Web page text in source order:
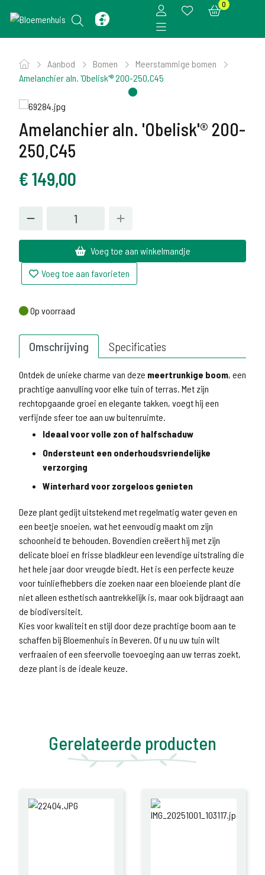
0
Aanbod Bomen
Meerstammige bomen
Amelanchier aln. 'Obelisk'® 200-250,C45
Amelanchier aln. 'Obelisk'® 200-
250,C45
€149,00
Voeg toe aan winkelmandje
Voeg toe aan favorieten
Op voorraad
Op voorraad
Omschrijving Specificaties
Ontdek de unieke charme van deze meertrunkige boom, een
prachtige aanvulling voor elke tuin of terras. Met zijn
rechtopgaande groei en elegante takken, voegt hij een
verfijnde sfeer toe aan uw buitenruimte.
Ideaal voor volle zon of halfschaduw
Ondersteunt een onderhoudsvriendelijke
verzorging
Winterhard voor zorgeloos genieten
Deze plant gedijt uitstekend met regelmatig water geven en
een beetje snoeien, wat het eenvoudig maakt om zijn
schoonheid te behouden. Bovendien creëert hij met zijn
delicate bloei en frisse bladkleur een levendige uitstraling die
het hele jaar door vreugde biedt. Het is een perfecte keuze
voor tuinliefhebbers die zoeken naar een bloeiende plant die
niet alleen esthetisch aantrekkelijk is, maar ook bijdraagt aan
de biodiversiteit.
Kies voor kwaliteit en stijl door deze prachtige boom aan te
schaffen bij Bloemenhuis in Beveren. Of u nu uw tuin wilt
verfraaien of een sfeervolle toevoeging aan uw terras zoekt,
deze plant is de ideale keuze.
Gerelateerde producten